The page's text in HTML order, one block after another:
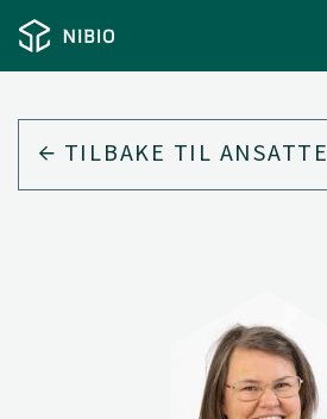
TILBAKE TIL ANSATTE